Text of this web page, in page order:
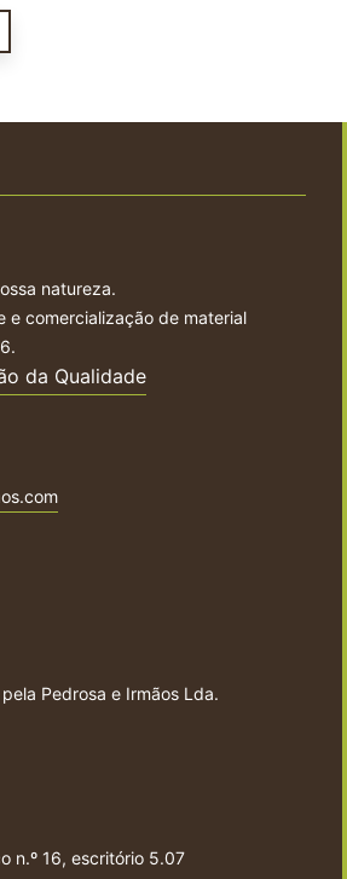
natureza.
e comercialização de material
da Qualidade
Pedrosa e Irmãos Lda.
n.º 16, escritório 5.07